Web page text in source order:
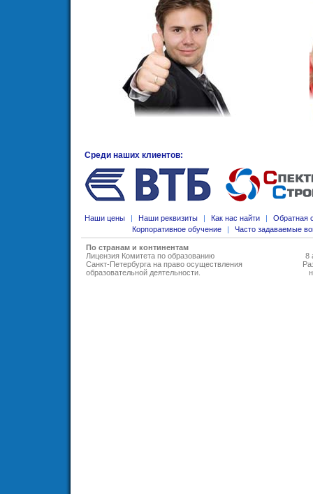
Среди наших клиентов:
Наши цены | Наши реквизиты | Как нас найти |
Обратная
Корпоративное обучение
| Часто задаваемые
По странам и континентам
Лицензия Комитета по образованию
Санкт-Петербурга на право осуществления
образовательной деятельности
8